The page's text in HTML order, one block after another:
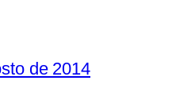
de 2014